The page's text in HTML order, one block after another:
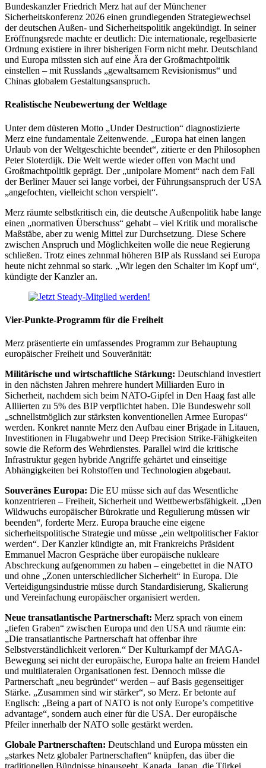
Bundeskanzler Friedrich Merz hat auf der Münchener
Sicherheitskonferenz 2026 einen grundlegenden Strategiewechsel
der deutschen Außen- und Sicherheitspolitik angekündigt. In seiner
Eröffnungsrede machte er deutlich: Die internationale, regelbasierte
Ordnung existiere in ihrer bisherigen Form nicht mehr. Deutschland
und Europa müssten sich auf eine Ära der Großmachtpolitik
einstellen – mit Russlands „gewaltsamem Revisionismus“ und
Chinas globalem Gestaltungsanspruch.
Realistische Neubewertung der Weltlage
Unter dem düsteren Motto „Under Destruction“ diagnostizierte
Merz eine fundamentale Zeitenwende. „Europa hat einen langen
Urlaub von der Weltgeschichte beendet“, zitierte er den Philosophen
Peter Sloterdijk. Die Welt werde wieder offen von Macht und
Großmachtpolitik geprägt. Der „unipolare Moment“ nach dem Fall
der Berliner Mauer sei lange vorbei, der Führungsanspruch der USA
„angefochten, vielleicht schon verspielt“.
Merz räumte selbstkritisch ein, die deutsche Außenpolitik habe lange
einen „normativen Überschuss“ gehabt – viel Kritik und moralische
Maßstäbe, aber zu wenig Mittel zur Durchsetzung. Diese Schere
zwischen Anspruch und Möglichkeiten wolle die neue Regierung
schließen. Trotz eines zehnmal höheren BIP als Russland sei Europa
heute nicht zehnmal so stark. „Wir legen den Schalter im Kopf um“,
kündigte der Kanzler an.
Vier-Punkte-Programm für die Freiheit
Merz präsentierte ein umfassendes Programm zur Behauptung
europäischer Freiheit und Souveränität:
Militärische und wirtschaftliche Stärkung: Deutschland investiert
in den nächsten Jahren mehrere hundert Milliarden Euro in
Sicherheit, nachdem sich beim NATO-Gipfel in Den Haag fast alle
Alliierten zu 5% des BIP verpflichtet haben. Die Bundeswehr soll
„schnellstmöglich zur stärksten konventionellen Armee Europas“
werden. Konkret nannte Merz den Aufbau einer Brigade in Litauen,
Investitionen in Flugabwehr und Deep Precision Strike-Fähigkeiten
sowie die Reform des Wehrdienstes. Parallel wird die kritische
Infrastruktur gegen hybride Angriffe gehärtet und einseitige
Abhängigkeiten bei Rohstoffen und Technologien abgebaut.
Souveränes Europa: Die EU müsse sich auf das Wesentliche
konzentrieren – Freiheit, Sicherheit und Wettbewerbsfähigkeit. „Den
Wildwuchs europäischer Bürokratie und Regulierung müssen wir
beenden“, forderte Merz. Europa brauche eine eigene
sicherheitspolitische Strategie und müsse „ein weltpolitischer Faktor
werden“. Der Kanzler kündigte an, mit Frankreichs Präsident
Emmanuel Macron Gespräche über europäische nukleare
Abschreckung aufgenommen zu haben – eingebettet in die NATO
und ohne „Zonen unterschiedlicher Sicherheit“ in Europa. Die
Verteidigungsindustrie müsse durch Standardisierung, Skalierung
und Vereinfachung europäischer organisiert werden.
Neue transatlantische Partnerschaft: Merz sprach von einem
„tiefen Graben“ zwischen Europa und den USA und räumte ein:
„Die transatlantische Partnerschaft hat offenbar ihre
Selbstverständlichkeit verloren.“ Der Kulturkampf der MAGA-
Bewegung sei nicht der europäische, Europa halte an freiem Handel
und multilateralen Organisationen fest. Dennoch müsse die
Partnerschaft „neu begründet“ werden – auf Basis gegenseitiger
Stärke. „Zusammen sind wir stärker“, so Merz. Er betonte auf
Englisch: „Being a part of NATO is not only Europe’s competitive
advantage“, sondern auch einer für die USA. Der europäische
Pfeiler innerhalb der NATO solle gestärkt werden.
Globale Partnerschaften: Deutschland und Europa müssten ein
„starkes Netz globaler Partnerschaften“ knüpfen, das über die
traditionellen Bündnisse hinausgeht. Kanada, Japan, die Türkei,